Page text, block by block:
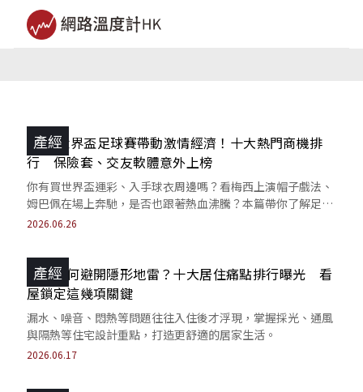
產經
2026世界盃足球賽帶動激情經濟！十大熱門商機排
行 保險套、交友軟體意外上榜
你有買世界盃運彩、入手球衣周邊嗎？看梅西上演帽子戲法、
姆巴佩在場上奔馳，是否也跟著熱血沸騰？本篇帶你了解足球
熱潮如何引爆驚人商機！
2026.06.26
產經
買房如何避開隱形地雷？十大居住痛點排行曝光 看
屋鎖定這幾項關鍵
漏水、噪音、悶熱等問題往往入住後才浮現，掌握採光、通風
與隔熱等住宅設計重點，打造更舒適的居家生活。
2026.06.17